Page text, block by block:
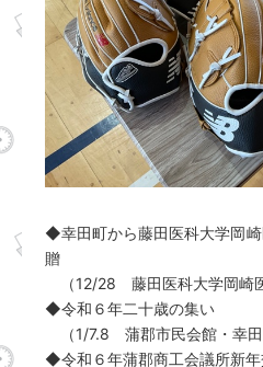
◆幸田町から藤田医科大学岡
贈
（12/28 藤田医科大学岡崎医
◆令和６年二十歳の集い
（1/7.8 蒲郡市民会館・幸田
◆令和６年蒲郡商工会議所新年